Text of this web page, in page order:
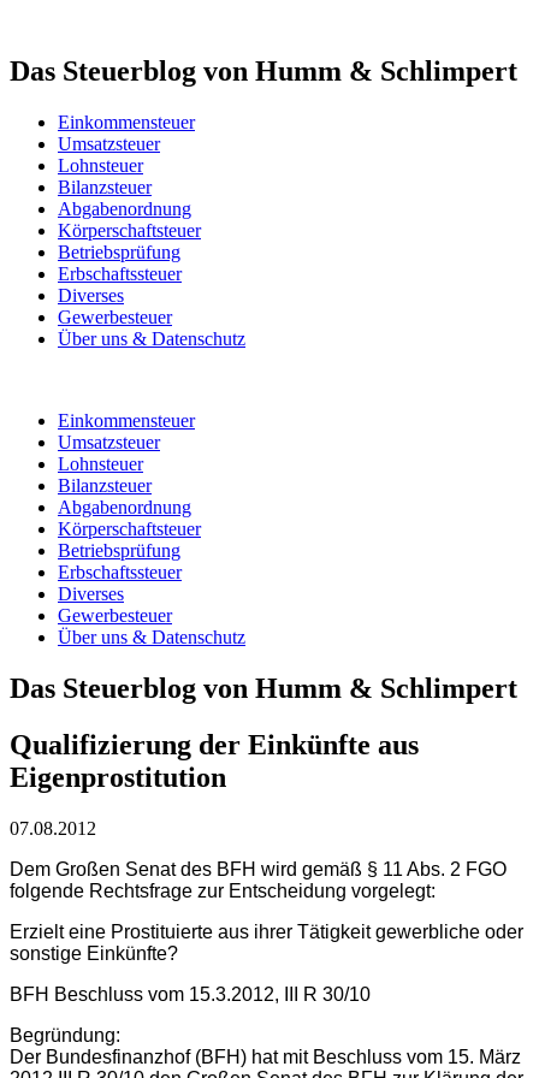
Das Steuerblog von Humm & Schlimpert
Einkommensteuer
Umsatzsteuer
Lohnsteuer
Bilanzsteuer
Abgabenordnung
Körperschaftsteuer
Betriebsprüfung
Erbschaftssteuer
Diverses
Gewerbesteuer
Über uns & Datenschutz
Einkommensteuer
Umsatzsteuer
Lohnsteuer
Bilanzsteuer
Abgabenordnung
Körperschaftsteuer
Betriebsprüfung
Erbschaftssteuer
Diverses
Gewerbesteuer
Über uns & Datenschutz
Das Steuerblog von Humm & Schlimpert
Qualifizierung der Einkünfte aus
Eigenprostitution
07.08.2012
Dem Großen Senat des BFH wird gemäß § 11 Abs. 2 FGO
folgende Rechtsfrage zur Entscheidung vorgelegt:
Erzielt eine Prostituierte aus ihrer Tätigkeit gewerbliche oder
sonstige Einkünfte?
BFH Beschluss vom 15.3.2012, III R 30/10
Begründung:
Der Bundesfinanzhof (BFH) hat mit Beschluss vom 15. März